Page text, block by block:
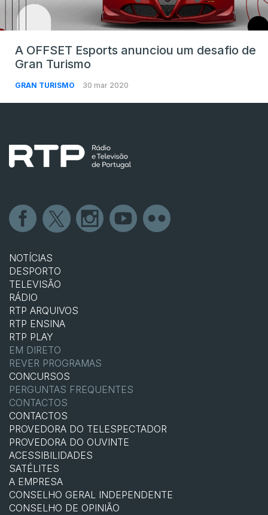
A OFFSET Esports anunciou um desafio de
Gran Turismo
GRAN TURISMO 30 mar 2020
NOTÍCIAS
DESPORTO
TELEVISÃO
RÁDIO
RTP ARQUIVOS
RTP ENSINA
RTP PLAY
EM DIRETO
REVER PROGRAMAS
CONCURSOS
PERGUNTAS FREQUENTES
CONTACTOS
CONTACTOS
PROVEDORA DO TELESPECTADOR
PROVEDORA DO OUVINTE
ACESSIBILIDADES
SATÉLITES
A EMPRESA
CONSELHO GERAL INDEPENDENTE
CONSELHO DE OPINIÃO